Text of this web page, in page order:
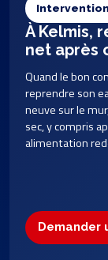
À Kelmis,
net après
Quand le bon
reprendre son
neuve sur le
sec, y compris
alimentation
Demander